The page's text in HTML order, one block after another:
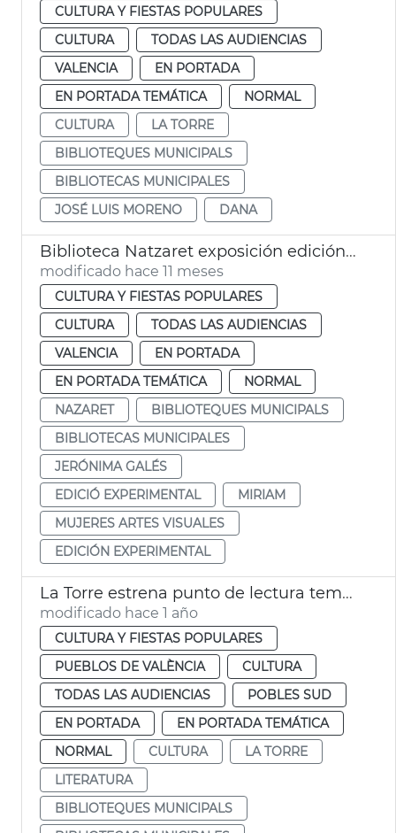
CULTURA Y FIESTAS POPULARES
CULTURA
TODAS LAS AUDIENCIAS
VALENCIA
EN PORTADA
EN PORTADA TEMÁTICA
NORMAL
CULTURA
LA TORRE
BIBLIOTEQUES MUNICIPALS
BIBLIOTECAS MUNICIPALES
JOSÉ LUIS MORENO
DANA
Biblioteca Natzaret exposición edición experimental de libros por mujeres
modificado hace 11 meses
CULTURA Y FIESTAS POPULARES
CULTURA
TODAS LAS AUDIENCIAS
VALENCIA
EN PORTADA
EN PORTADA TEMÁTICA
NORMAL
NAZARET
BIBLIOTEQUES MUNICIPALS
BIBLIOTECAS MUNICIPALES
JERÓNIMA GALÉS
EDICIÓ EXPERIMENTAL
MIRIAM
MUJERES ARTES VISUALES
EDICIÓN EXPERIMENTAL
La Torre estrena punto de lectura temporal
modificado hace 1 año
CULTURA Y FIESTAS POPULARES
PUEBLOS DE VALÈNCIA
CULTURA
TODAS LAS AUDIENCIAS
POBLES SUD
EN PORTADA
EN PORTADA TEMÁTICA
NORMAL
CULTURA
LA TORRE
LITERATURA
BIBLIOTEQUES MUNICIPALS